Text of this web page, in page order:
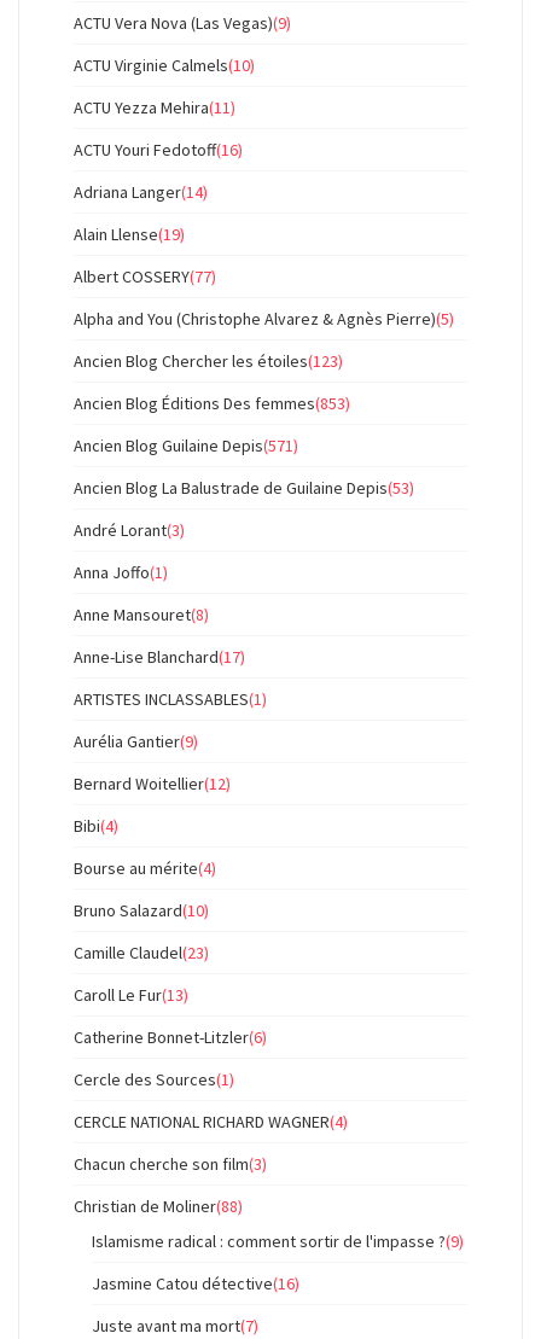
ACTU Vera Nova (Las Vegas)(9)
ACTU Virginie Calmels(10)
ACTU Yezza Mehira(11)
ACTU Youri Fedotoff(16)
Adriana Langer(14)
Alain Llense(19)
Albert COSSERY(77)
Alpha and You (Christophe Alvarez & Agnès Pierre)(5)
Ancien Blog Chercher les étoiles(123)
Ancien Blog Éditions Des femmes(853)
Ancien Blog Guilaine Depis(571)
Ancien Blog La Balustrade de Guilaine Depis(53)
André Lorant(3)
Anna Joffo(1)
Anne Mansouret(8)
Anne-Lise Blanchard(17)
ARTISTES INCLASSABLES(1)
Aurélia Gantier(9)
Bernard Woitellier(12)
Bibi(4)
Bourse au mérite(4)
Bruno Salazard(10)
Camille Claudel(23)
Caroll Le Fur(13)
Catherine Bonnet-Litzler(6)
Cercle des Sources(1)
CERCLE NATIONAL RICHARD WAGNER(4)
Chacun cherche son film(3)
Christian de Moliner(88)
Islamisme radical : comment sortir de l'impasse ?(9)
Jasmine Catou détective(16)
Juste avant ma mort(7)